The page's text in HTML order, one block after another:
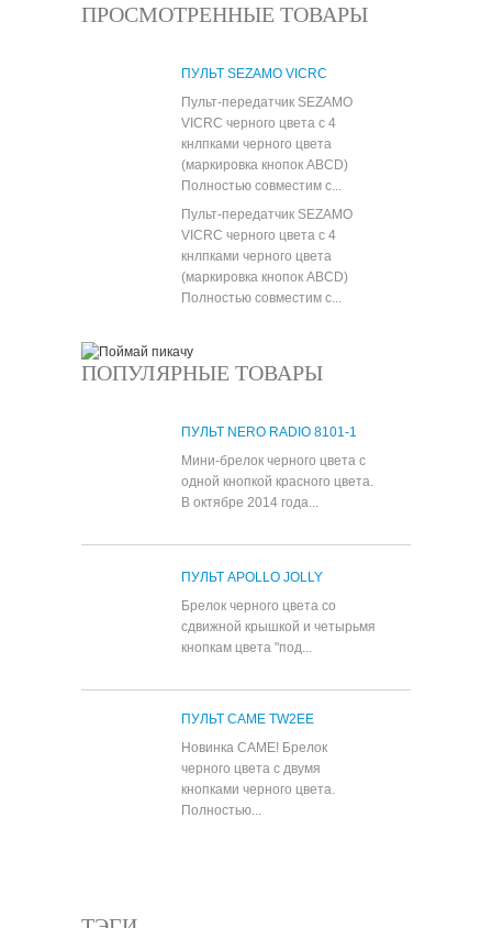
ПРОСМОТРЕННЫЕ ТОВАРЫ
ПУЛЬТ SEZAMO VICRC
Пульт-передатчик SEZAMO
VICRC черного цвета с 4
кнлпками черного цвета
(маркировка кнопок ABCD)
Полностью совместим с...
Пульт-передатчик SEZAMO
VICRC черного цвета с 4
кнлпками черного цвета
(маркировка кнопок ABCD)
Полностью совместим с...
ПОПУЛЯРНЫЕ ТОВАРЫ
ПУЛЬТ NERO RADIO 8101-1
Мини-брелок черного цвета с
одной кнопкой красного цвета.
В октябре 2014 года...
ПУЛЬТ APOLLO JOLLY
Брелок черного цвета со
сдвижной крышкой и четырьмя
кнопкам цвета "под...
ПУЛЬТ CAME TW2EE
Новинка CAME! Брелок
черного цвета с двумя
кнопками черного цвета.
Полностью...